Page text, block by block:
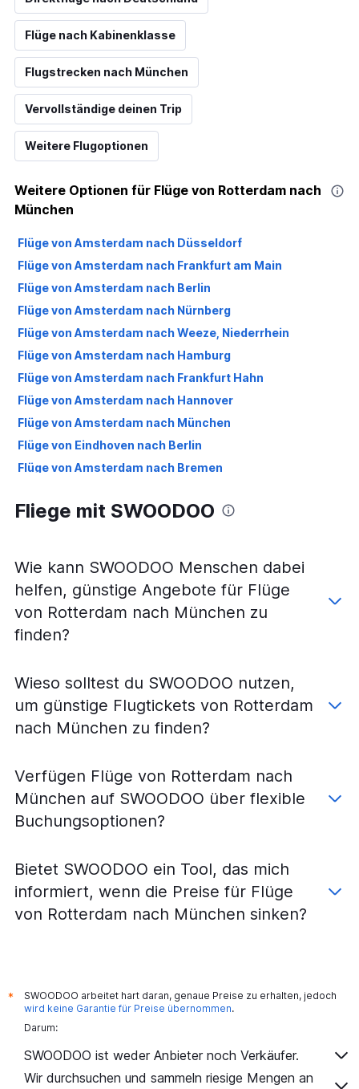
Flüge nach Kabinenklasse
Flugstrecken nach München
Vervollständige deinen Trip
Weitere Flugoptionen
Weitere Optionen für Flüge von Rotterdam nach
München
Flüge von Amsterdam nach Düsseldorf
Flüge von Amsterdam nach Frankfurt am Main
Flüge von Amsterdam nach Berlin
Flüge von Amsterdam nach Nürnberg
Flüge von Amsterdam nach Weeze, Niederrhein
Flüge von Amsterdam nach Hamburg
Flüge von Amsterdam nach Frankfurt Hahn
Flüge von Amsterdam nach Hannover
Flüge von Amsterdam nach München
Flüge von Eindhoven nach Berlin
Flüge von Amsterdam nach Bremen
Flüge von Rotterdam nach Frankfurt am Main
Flüge von Eindhoven nach München
Flüge von Groningen nach Berlin
Flüge von Eindhoven nach Nürnberg
Flüge von Groningen nach München
Flüge von Amsterdam nach Sylt
Flüge von Rotterdam nach Leipzig
Flüge von Eindhoven nach Hannover
Flüge von Eindhoven nach Dresden
Flüge von Amsterdam nach Friedrichshafen
Flüge von Amsterdam nach Paderborn
Flüge von Amsterdam nach Rostock
Flüge von Rotterdam nach Dresden
Flüge von Rotterdam nach Düsseldorf
Fliege mit SWOODOO
Wie kann SWOODOO Menschen dabei
helfen, günstige Angebote für Flüge
von Rotterdam nach München zu
finden?
Wieso solltest du SWOODOO nutzen,
um günstige Flugtickets von Rotterdam
nach München zu finden?
Verfügen Flüge von Rotterdam nach
München auf SWOODOO über flexible
Buchungsoptionen?
Bietet SWOODOO ein Tool, das mich
informiert, wenn die Preise für Flüge
von Rotterdam nach München sinken?
*
SWOODOO arbeitet hart daran, genaue Preise zu erhalten, jedoch
wird keine Garantie für Preise übernommen.
Darum:
SWOODOO ist weder Anbieter noch Verkäufer.
Wir durchsuchen und sammeln riesige Mengen an